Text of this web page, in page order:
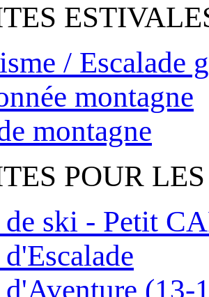
/ Escalade
montagne
montagne
POUR
de ski - Petit
(13-